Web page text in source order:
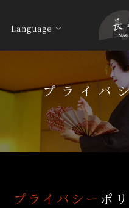
Language
プライバ
プライバシー ポ